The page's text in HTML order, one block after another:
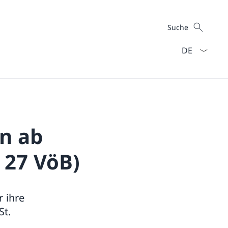
Suche
Suche
ab
VöB)
ihre